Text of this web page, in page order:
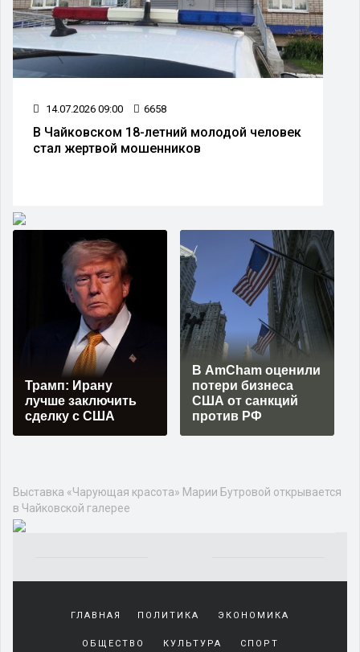
14.07.2026 09:00 6658
В Чайковском 18-летний молодой человек
стал жертвой мошенников
Трамп: Ирану
лучше заключить
сделку с США
В AmCham оценили
потери бизнеса
США от санкций
против РФ
Выставка «Чарующая красота» Марии Бутровой открывается
в Чайковской галерее
sürekli
beraber
ГЛАВНАЯ ПОЛИТИКА ЭКОНОМИКА
ОБЩЕСТВО КУЛЬТУРА СПОРТ